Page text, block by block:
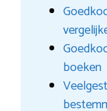
boeken